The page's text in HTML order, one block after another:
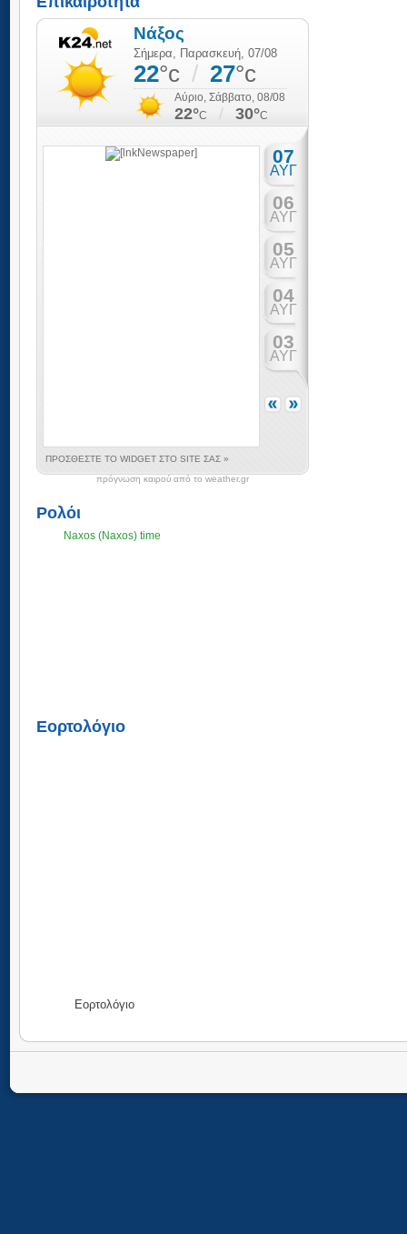
πρόγνωση καιρού από το weather.gr
Ρολόι
Naxos (Naxos) time
Εορτολόγιο
Εορτολόγιο